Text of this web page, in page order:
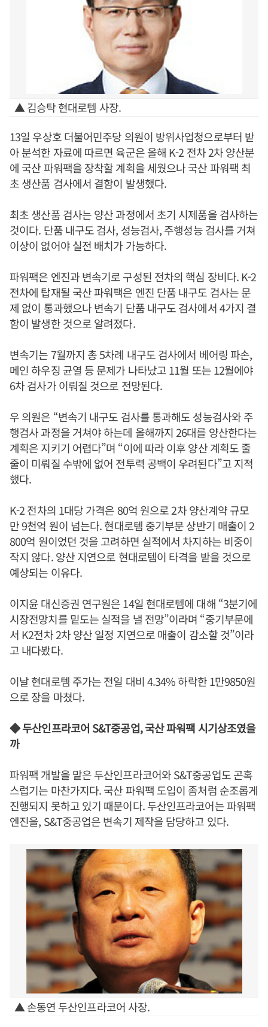
▲ 김승탁 현대로템 사장.
13일 우상호 더불어민주당 의원이 방위사업청으로부터 받
아 분석한 자료에 따르면 육군은 올해 K-2 전차 2차 양산분
에 국산 파워팩을 장착할 계획을 세웠으나 국산 파워팩 최
초 생산품 검사에서 결함이 발생했다.
최초 생산품 검사는 양산 과정에서 초기 시제품을 검사하는
것이다. 단품 내구도 검사, 성능검사, 주행성능 검사를 거쳐
이상이 없어야 실전 배치가 가능하다.
파워팩은 엔진과 변속기로 구성된 전차의 핵심 장비다. K-2
전차에 탑재될 국산 파워팩은 엔진 단품 내구도 검사는 문
제 없이 통과했으나 변속기 단품 내구도 검사에서 4가지 결
함이 발생한 것으로 알려졌다.
변속기는 7월까지 총 5차례 내구도 검사에서 베어링 파손,
메인 하우징 균열 등 문제가 나타났고 11월 또는 12월에야
6차 검사가 이뤄질 것으로 전망된다.
우 의원은 “변속기 내구도 검사를 통과해도 성능검사와 주
행검사 과정을 거쳐야 하는데 올해까지 26대를 양산한다는
계획은 지키기 어렵다”며 “이에 따라 이후 양산 계획도 줄
줄이 미뤄질 수밖에 없어 전투력 공백이 우려된다”고 지적
했다.
K-2 전차의 1대당 가격은 80억 원으로 2차 양산계약 규모
만 9천억 원이 넘는다. 현대로템 중기부문 상반기 매출이 2
800억 원이었던 것을 고려하면 실적에서 차지하는 비중이
작지 않다. 양산 지연으로 현대로템이 타격을 받을 것으로
예상되는 이유다.
이지윤 대신증권 연구원은 14일 현대로템에 대해 “3분기에
시장전망치를 밑도는 실적을 낼 전망”이라며 “중기부문에
서 K2전차 2차 양산 일정 지연으로 매출이 감소할 것”이라
고 내다봤다.
이날 현대로템 주가는 전일 대비 4.34% 하락한 1만9850원
으로 장을 마쳤다.
◆ 두산인프라코어 S&T중공업, 국산 파워팩 시기상조였을
까
파워팩 개발을 맡은 두산인프라코어와 S&T중공업도 곤혹
스럽기는 마찬가지다. 국산 파워팩 도입이 좀처럼 순조롭게
진행되지 못하고 있기 때문이다. 두산인프라코어는 파워팩
엔진을, S&T중공업은 변속기 제작을 담당하고 있다.
▲ 손동연 두산인프라코어 사장.